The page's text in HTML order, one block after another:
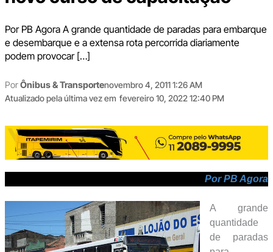
Por PB Agora A grande quantidade de paradas para embarque
e desembarque e a extensa rota percorrida diariamente
podem provocar […]
PorÔnibus & Transportenovembro 4, 2011 1:26 AM
Atualizado pela última vez em fevereiro 10, 2022 12:40 PM
Por PB Agora
A grande
quantidade
de paradas